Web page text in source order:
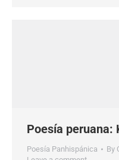
Poesía peruana:
Poesía Panhispánica By